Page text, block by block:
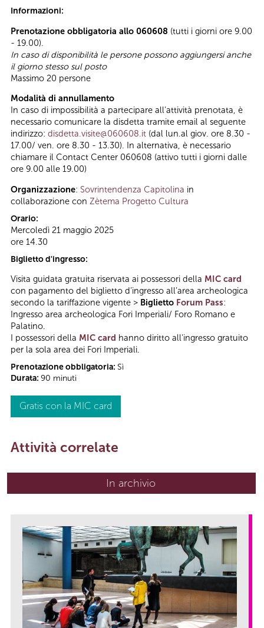
Informazioni:
Prenotazione obbligatoria allo 060608 (tutti i giorni ore 9.00
- 19.00).
In caso di disponibilità le persone possono aggiungersi anche
il giorno stesso sul posto
Massimo 20 persone
Modalità di annullamento
In caso di impossibilità a partecipare all’attività prenotata, è
necessario comunicare la disdetta tramite email al seguente
indirizzo: disdetta.visite@060608.it (dal lun.al giov. ore 8.30 -
17.00/ ven. ore 8.30 - 13.30). In alternativa, è necessario
chiamare il Contact Center 060608 (attivo tutti i giorni dalle
ore 9.00 alle 19.00)
Organizzazione: Sovrintendenza Capitolina in
collaborazione con Zètema Progetto Cultura
Orario:
Mercoledì 21 maggio 2025
ore 14.30
Biglietto d'ingresso:
Visita guidata gratuita riservata ai possessori della MIC card
con pagamento del biglietto d’ingresso all’area archeologica
secondo la tariffazione vigente > Biglietto Forum Pass:
Ingresso area archeologica Fori Imperiali/ Foro Romano e
Palatino.
I possessori della MIC card hanno diritto all'ingresso gratuito
per la sola area dei Fori Imperiali.
Prenotazione obbligatoria: Sì
Durata: 90 minuti
Gratis con la MIC card
Attività correlate
In archivio